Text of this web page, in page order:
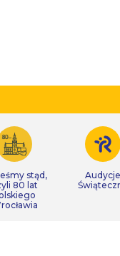
stąd,
80 lat
Audycje